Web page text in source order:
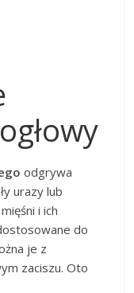
odgrywa
urazy lub
i ich
do
je z
zaciszu. Oto